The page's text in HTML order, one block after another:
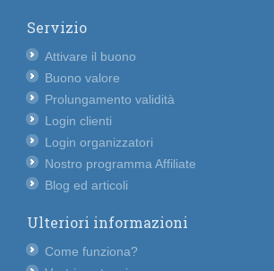
Servizio
Attivare il buono
Buono valore
Prolungamento validità
Login clienti
Login organizzatori
Nostro programma Affiliate
Blog ed articoli
Ulteriori informazioni
Come funziona?